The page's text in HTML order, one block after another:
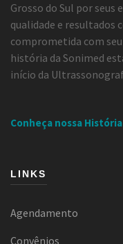
Grosso do Sul por
qualidade e resultados
comprometida com
história da Sonimed
início da
Conheça nossa História
LINKS
Agendamento
Convênios